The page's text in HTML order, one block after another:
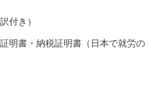
付き）
明書・納税証明書（日本で就労の